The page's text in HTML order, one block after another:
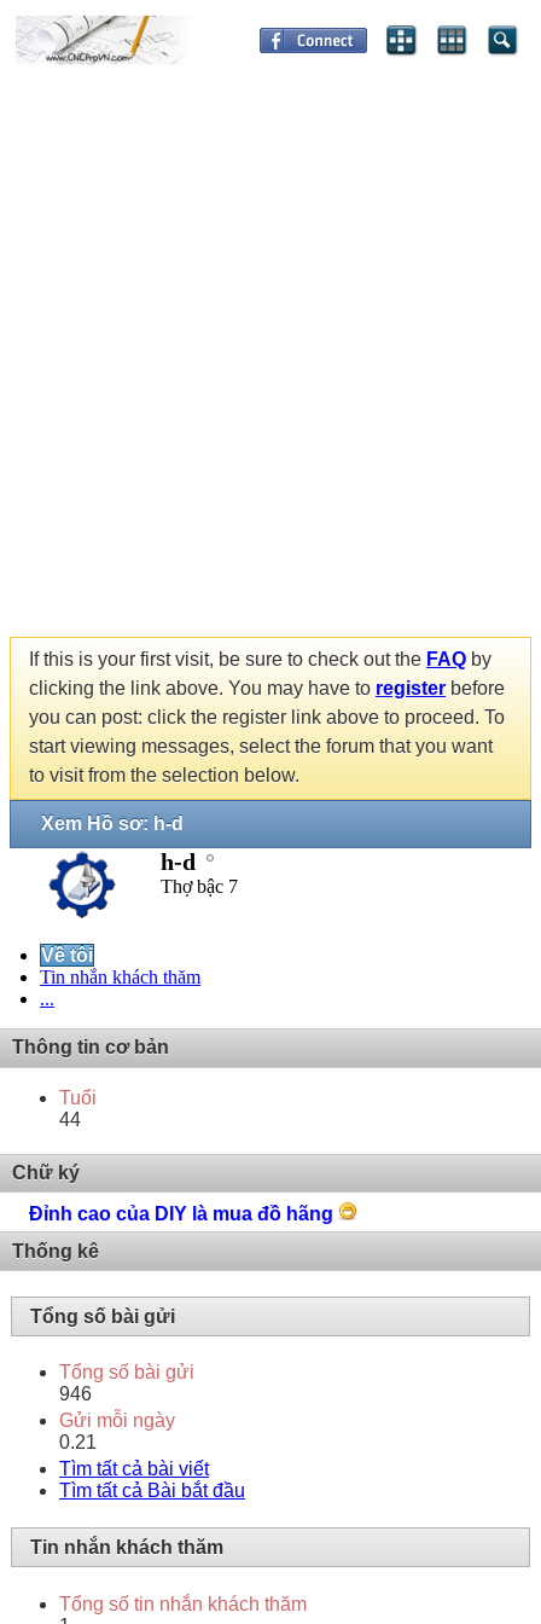
If this is your first visit, be sure to check out the FAQ by
clicking the link above. You may have to register before
you can post: click the register link above to proceed. To
start viewing messages, select the forum that you want
to visit from the selection below.
Xem Hồ sơ: h-d
h-d
Thợ bậc 7
Về tôi
Tin nhắn khách thăm
...
Thông tin cơ bản
Tuổi
44
Chữ ký
Đỉnh cao của DIY là mua đồ hãng
Thống kê
Tổng số bài gửi
Tổng số bài gửi
946
Gửi mỗi ngày
0.21
Tìm tất cả bài viết
Tìm tất cả Bài bắt đầu
Tin nhắn khách thăm
Tổng số tin nhắn khách thăm